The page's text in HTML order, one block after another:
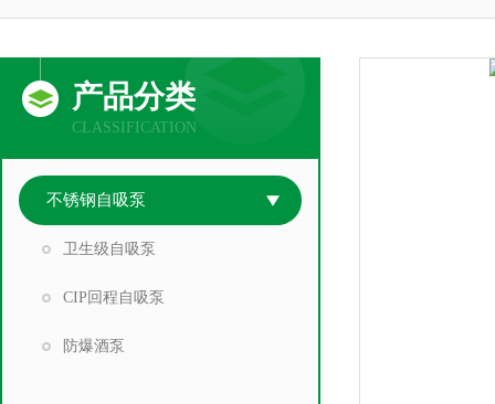
产品分类
CLASSIFICATION
不锈钢自吸泵
卫生级自吸泵
CIP回程自吸泵
防爆酒泵